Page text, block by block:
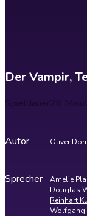
Der Vampir,
Spieldauer26
Autor Oliver
Sprecher Amelie
Douglas
Reinhart
Wolfgang